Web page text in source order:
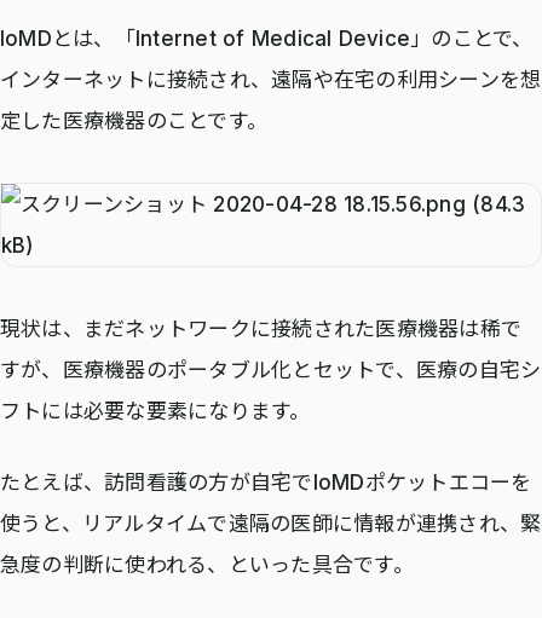
IoMDとは、「Internet of Medical Device」のことで、
インターネットに接続され、遠隔や在宅の利用シーンを想
定した医療機器のことです。
現状は、まだネットワークに接続された医療機器は稀で
すが、医療機器のポータブル化とセットで、医療の自宅シ
フトには必要な要素になります。
たとえば、訪問看護の方が自宅でIoMDポケットエコーを
使うと、リアルタイムで遠隔の医師に情報が連携され、緊
急度の判断に使われる、といった具合です。